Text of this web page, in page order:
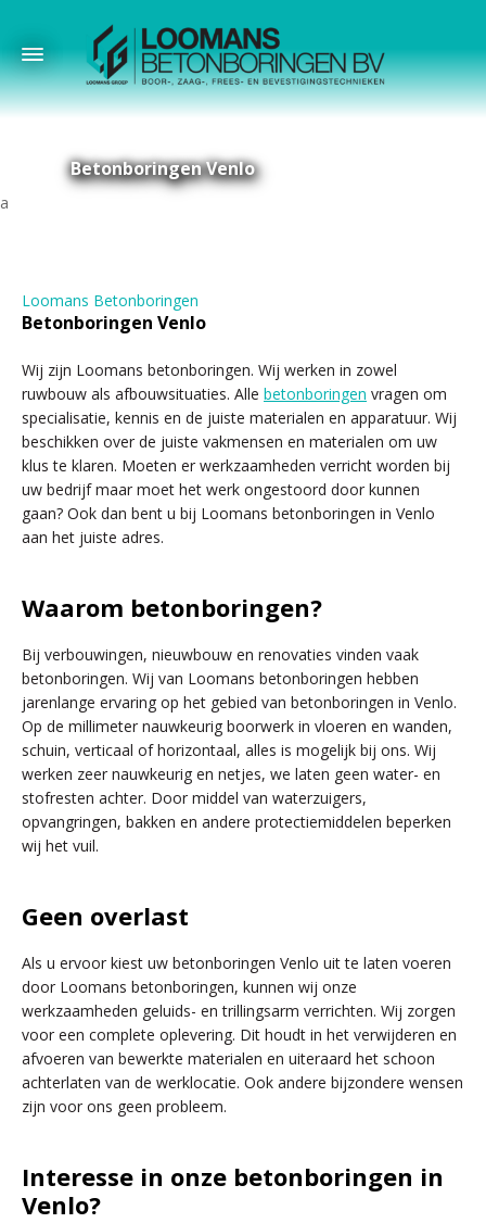
Betonboringen Venlo
Loomans Betonboringen
Betonboringen Venlo
Wij zijn Loomans betonboringen. Wij werken in zowel
ruwbouw als afbouwsituaties. Alle betonboringen vragen om
specialisatie, kennis en de juiste materialen en apparatuur. Wij
beschikken over de juiste vakmensen en materialen om uw
klus te klaren. Moeten er werkzaamheden verricht worden bij
uw bedrijf maar moet het werk ongestoord door kunnen
gaan? Ook dan bent u bij Loomans betonboringen in Venlo
aan het juiste adres.
Waarom betonboringen?
Bij verbouwingen, nieuwbouw en renovaties vinden vaak
betonboringen. Wij van Loomans betonboringen hebben
jarenlange ervaring op het gebied van betonboringen in Venlo.
Op de millimeter nauwkeurig boorwerk in vloeren en wanden,
schuin, verticaal of horizontaal, alles is mogelijk bij ons. Wij
werken zeer nauwkeurig en netjes, we laten geen water- en
stofresten achter. Door middel van waterzuigers,
opvangringen, bakken en andere protectiemiddelen beperken
wij het vuil.
Geen overlast
Als u ervoor kiest uw betonboringen Venlo uit te laten voeren
door Loomans betonboringen, kunnen wij onze
werkzaamheden geluids- en trillingsarm verrichten. Wij zorgen
voor een complete oplevering. Dit houdt in het verwijderen en
afvoeren van bewerkte materialen en uiteraard het schoon
achterlaten van de werklocatie. Ook andere bijzondere wensen
zijn voor ons geen probleem.
Interesse in onze betonboringen in
Venlo?